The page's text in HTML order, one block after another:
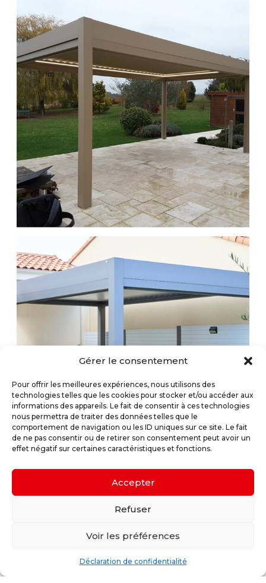
Gérer le consentement
Pour offrir les meilleures expériences, nous utilisons des
technologies telles que les cookies pour stocker et/ou accéder aux
informations des appareils. Le fait de consentir à ces technologies
nous permettra de traiter des données telles que le
comportement de navigation ou les ID uniques sur ce site. Le fait
de ne pas consentir ou de retirer son consentement peut avoir un
effet négatif sur certaines caractéristiques et fonctions.
Accepter
Refuser
Voir les préférences
Déclaration de confidentialité